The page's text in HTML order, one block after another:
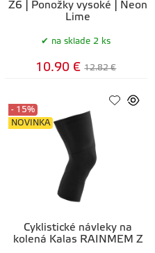
Z6 | Ponožky vysoké | Neon
Lime
na sklade 2 ks
10.90 € 12.82 €
Cyklistické návleky na
kolená Kalas RAINMEM Z
- 15%
NOVINKA